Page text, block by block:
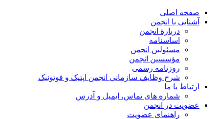
صفحه اصلی
آشنایی با انجمن
دربارۀ انجمن
اساسنامه
مسئولین انجمن
مؤسسین انجمن
روزنامه رسمی
شرح وظایف سازمانی انجمن اپتیک و فوتونیک
ارتباط با ما
شماره های تماس، ایمیل و آدرس
عضویت در انجمن
راهنمای عضویت